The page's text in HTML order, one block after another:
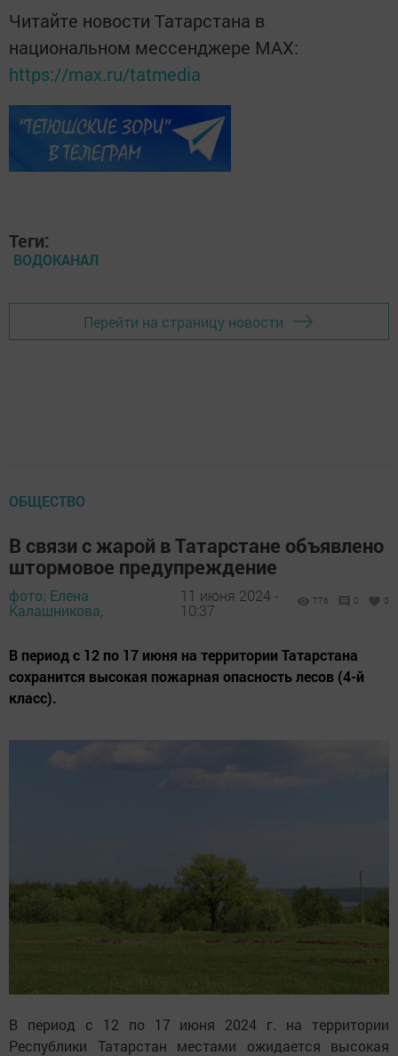
Читайте новости Татарстана в
национальном мессенджере MАХ:
https://max.ru/tatmedia
Теги:
ВОДОКАНАЛ
Перейти на страницу новости
ОБЩЕСТВО
В связи с жарой в Татарстане объявлено
штормовое предупреждение
фото: Елена
Калашникова,
11 июня 2024 -
10:37
776 0 0
В период с 12 по 17 июня на территории Татарстана
сохранится высокая пожарная опасность лесов (4-й
класс).
В период с 12 по 17 июня 2024 г. на территории
Республики Татарстан местами ожидается высокая